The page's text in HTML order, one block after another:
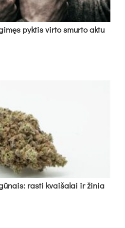
pyk­tis vir­to smur­to ak­tu
ras­ti kvai­ša­lai ir ži­nia